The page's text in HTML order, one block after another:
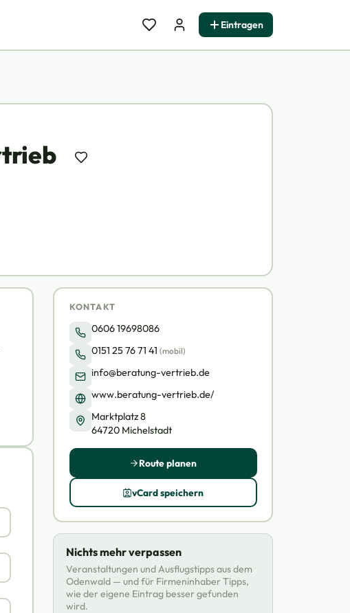
Eintragen
KONTAKT
0606 19698086
0151 25 76 71 41 (mobil)
info@beratung-vertrieb.de
www.beratung-vertrieb.de/
Marktplatz 8
64720 Michelstadt
Route planen
vCard speichern
Nichts mehr verpassen
Veranstaltungen und Ausflugstipps aus dem
Odenwald — und für Firmeninhaber Tipps,
wie der eigene Eintrag besser gefunden
wird.